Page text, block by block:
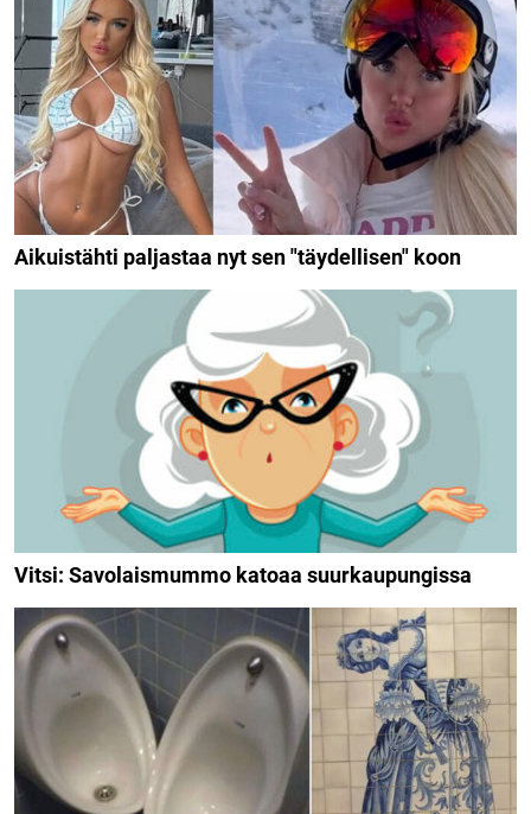
Aikuistähti paljastaa nyt sen "täydellisen" koon
Vitsi: Savolaismummo katoaa suurkaupungissa